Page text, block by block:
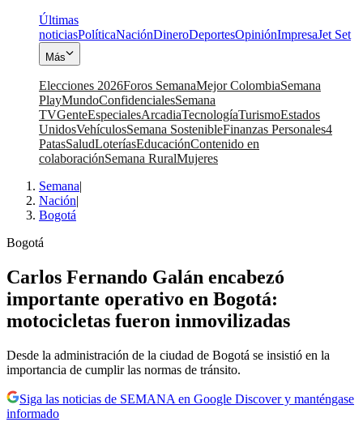
Últimas
noticiasPolíticaNaciónDineroDeportesOpiniónImpresaJet Set
Más
Elecciones 2026Foros SemanaMejor ColombiaSemana
PlayMundoConfidencialesSemana
TVGenteEspecialesArcadiaTecnologíaTurismoEstados
UnidosVehículosSemana SostenibleFinanzas Personales4
PatasSaludLoteríasEducaciónContenido en
colaboraciónSemana RuralMujeres
Semana|
Nación|
Bogotá
Bogotá
Carlos Fernando Galán encabezó
importante operativo en Bogotá:
motocicletas fueron inmovilizadas
Desde la administración de la ciudad de Bogotá se insistió en la
importancia de cumplir las normas de tránsito.
Siga las noticias de SEMANA en Google Discover y manténgase
informado